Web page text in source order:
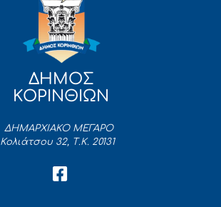
ΔΗΜΟΣ
ΚΟΡΙΝΘΙΩΝ
ΔΗΜΑΡΧΙΑΚΟ ΜΕΓΑΡΟ
Κολιάτσου 32, Τ.Κ. 20131